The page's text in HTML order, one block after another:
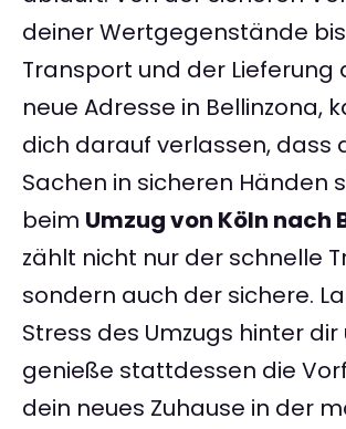
deiner Wertgegenstände
Transport und der Lieferung
neue Adresse in Bellinzona,
dich darauf verlassen, dass
Sachen in sicheren Händen
beim Umzug von Köln nach
zählt nicht nur der schnelle
sondern auch der sichere.
Stress des Umzugs hinter dir
genieße stattdessen die
dein neues Zuhause in der